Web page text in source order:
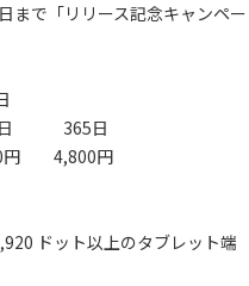
まで「リリース記念キャンペー
365日
円 4,800円
ドット以上のタブレット端